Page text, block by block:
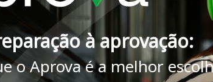
à aprovação:
o Aprova é a melhor